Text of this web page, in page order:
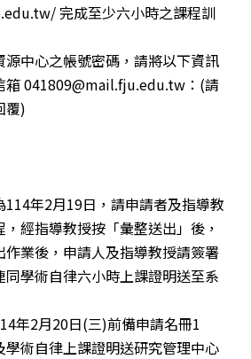
完成至少六小時之課程訓
源中心之帳號密碼，請將以下資訊
箱 041809@mail.fju.edu.tw：(請
覆)
114年2月19日，請申請者及指導教
經指導教授按「彙整送出」後，
作業後，申請人及指導教授請簽署
學術自律六小時上課證明送至系
年2月20日(三)前備申請名冊1
術自律上課證明送研究管理中心